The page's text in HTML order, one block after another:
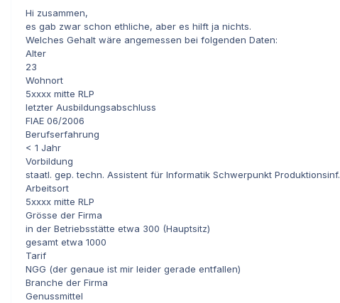
Hi zusammen,
es gab zwar schon ethliche, aber es hilft ja nichts.
Welches Gehalt wäre angemessen bei folgenden Daten:
Alter
23
Wohnort
5xxxx mitte RLP
letzter Ausbildungsabschluss
FIAE 06/2006
Berufserfahrung
< 1 Jahr
Vorbildung
staatl. gep. techn. Assistent für Informatik Schwerpunkt Produktionsinf.
Arbeitsort
5xxxx mitte RLP
Grösse der Firma
in der Betriebsstätte etwa 300 (Hauptsitz)
gesamt etwa 1000
Tarif
NGG (der genaue ist mir leider gerade entfallen)
Branche der Firma
Genussmittel